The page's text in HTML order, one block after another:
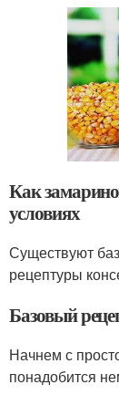
Как
условиях
Существуют
рецептуры
Базовый
Начнем с
понадобится